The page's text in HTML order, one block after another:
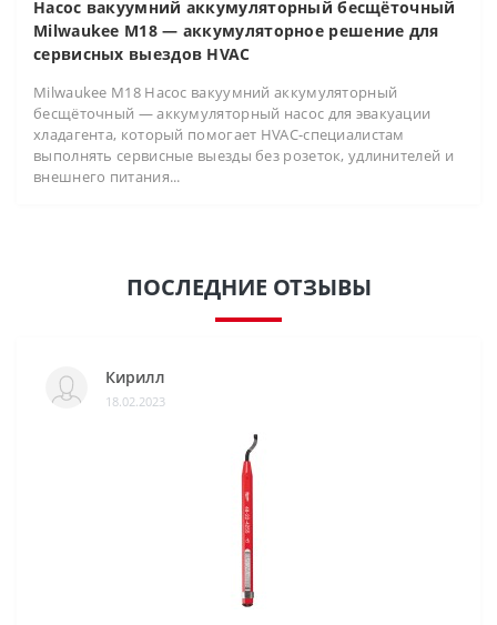
Насос вакуумний аккумуляторный бесщёточный
Milwaukee M18 — аккумуляторное решение для
сервисных выездов HVAC
Milwaukee M18 Насос вакуумний аккумуляторный
бесщёточный — аккумуляторный насос для эвакуации
хладагента, который помогает HVAC-специалистам
выполнять сервисные выезды без розеток, удлинителей и
внешнего питания...
ПОСЛЕДНИЕ ОТЗЫВЫ
Кирилл
18.02.2023